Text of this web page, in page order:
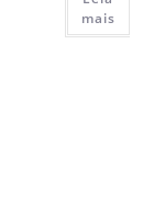
mais